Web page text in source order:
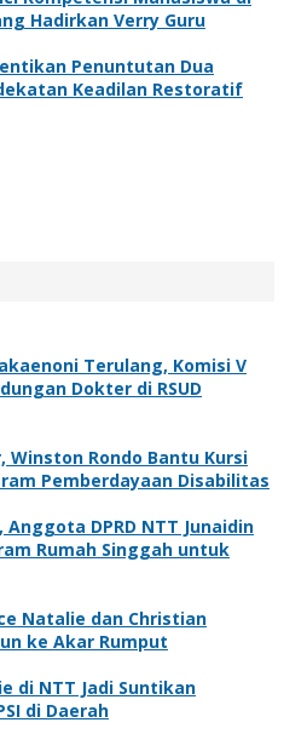
Hadirkan Verry Guru
Penuntutan Dua
Keadilan Restoratif
Terulang, Komisi V
Dokter di RSUD
Winston Rondo Bantu Kursi
Pemberdayaan Disabilitas
DPRD NTT Junaidin
Rumah Singgah untuk
Natalie dan Christian
ke Akar Rumput
di NTT Jadi Suntikan
di Daerah